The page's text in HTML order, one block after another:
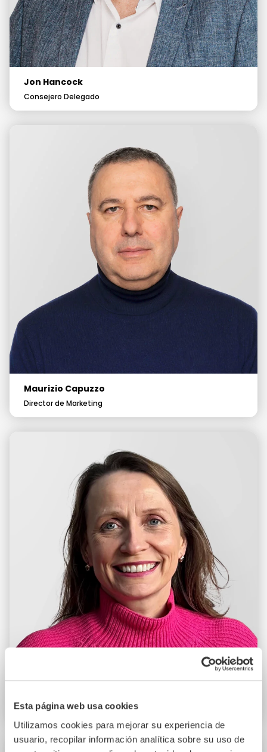
Esta página web usa cookies
Utilizamos cookies para mejorar su experiencia de
usuario, recopilar información analítica sobre su uso de
Jon Hancock
Consejero Delegado
Maurizio Capuzzo
Director de Marketing
Director Financiero